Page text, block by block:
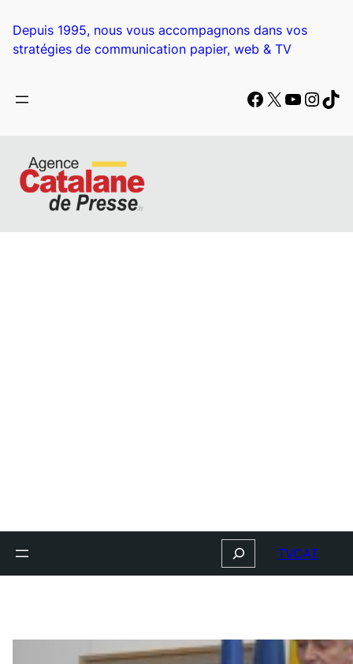
Depuis 1995, nous vous accompagnons dans vos
stratégies de communication papier, web & TV
Facebook
X
Search TVCAT